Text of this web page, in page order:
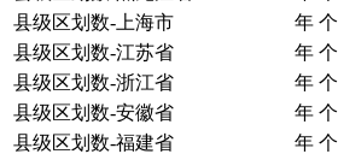
县级区划数-上海市
年 个
县级区划数-江苏省
年 个
县级区划数-浙江省
年 个
县级区划数-安徽省
年 个
县级区划数-福建省
年 个